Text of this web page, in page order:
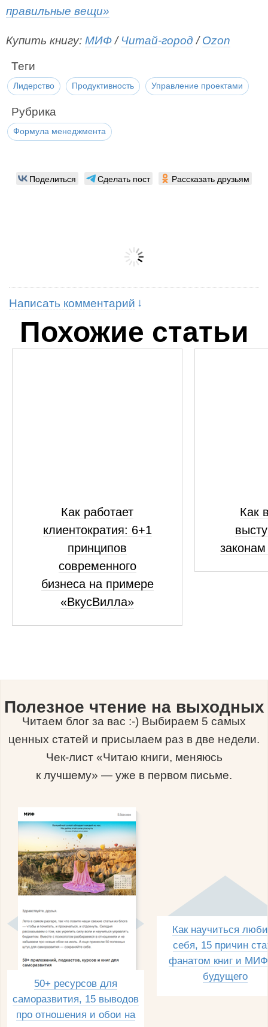
правильные вещи»
Купить книгу: МИФ/ Читай-город /Ozon
Теги
Лидерство Продуктивность Управление проектами
Рубрика
Формула менеджмента
Поделиться Сделать пост Рассказать друзьям
Написать комментарий
Похожие статьи
Как работает
клиентократия: 6+1
принципов
современного
бизнеса на примере
«ВкусВилла»
Как
Полезное чтение на выходных
Читаем блог за вас :-) Выбираем 5 самых
ценных статей и присылаем раз в две недели.
Чек-лист «Читаю книги, меняюсь
к лучшему» — уже в первом письме.
50+ ресурсов для
саморазвития, 15 выводов
про отношения и обои на
Как научиться
себя, 15 причин
фанатом книг и
будущего